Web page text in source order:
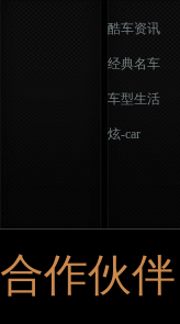
酷车资讯
经典名车
车型生活
炫-car
合作伙